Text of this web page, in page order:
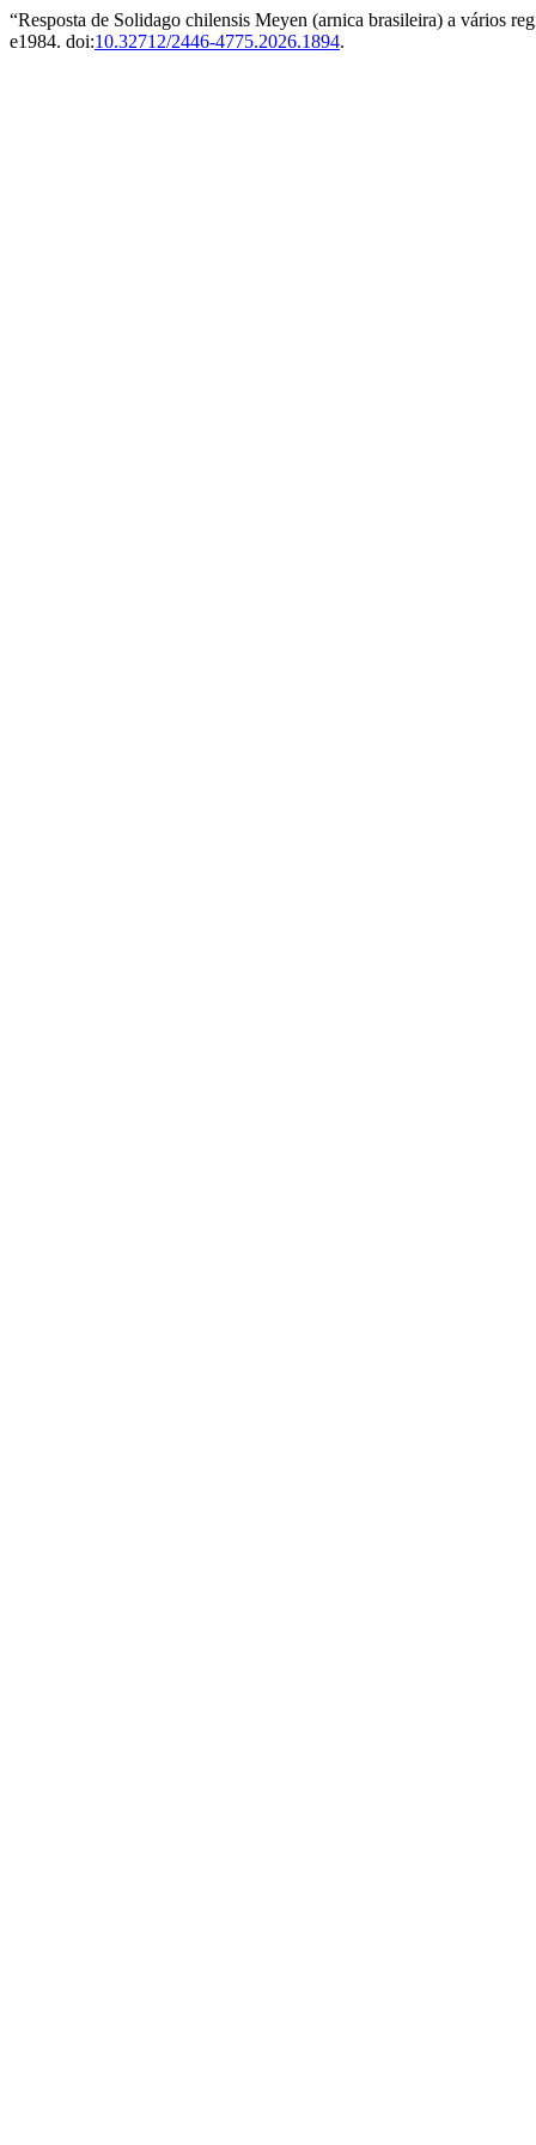
“Resposta de Solidago chilensis Meyen (arnica brasileira) a vários
e1984. doi:10.32712/2446-4775.2026.1894.